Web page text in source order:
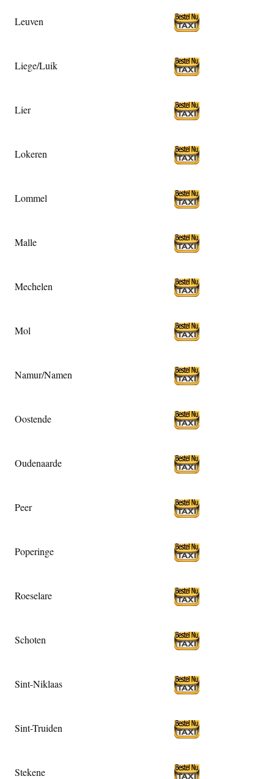
Leuven
Liege/Luik
Lier
Lokeren
Lommel
Malle
Mechelen
Mol
Namur/Namen
Oostende
Oudenaarde
Peer
Poperinge
Roeselare
Schoten
Sint-Niklaas
Sint-Truiden
Stekene